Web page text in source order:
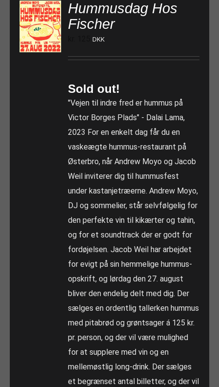
Hummusdag Hos
Fischer
DKK
Sold out!
"Vejen til indre fred er hummus på
Victor Borges Plads" - Dalai Lama,
2023 For en enkelt dag får du en
vaskeægte hummus-restaurant på
Østerbro, når Andrew Moyo og Jacob
Weil inviterer dig til hummusfest
under kastanjetræerne. Andrew Moyo,
DJ og sommelier, står selvfølgelig for
den perfekte vin til kikærter og tahin,
og for et soundtrack der er godt for
fordøjelsen. Jacob Weil har arbejdet
for evigt på sin hemmelige hummus-
opskrift, og lørdag den 27. august
bliver den endelig delt med dig. Der
sælges en ordentlig tallerken hummus
med pitabrød og grøntsager á 125 kr.
pr. person, og der vil være mulighed
for at supplere med vin og en
mellemøstlig long-drink. Der sælges
et begrænset antal billetter, og der vil